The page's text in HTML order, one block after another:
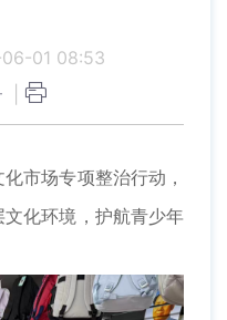
01 08:53
市场专项整治行动，
化环境，护航青少年